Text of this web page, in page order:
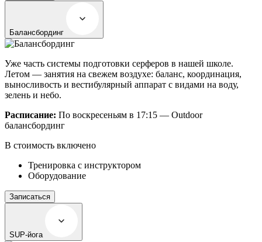
Балансбординг
Уже часть системы подготовки серферов в нашей школе.
Летом — занятия на свежем воздухе: баланс, координация,
выносливость и вестибулярный аппарат с видами на воду,
зелень и небо.
Расписание: По воскресеньям в 17:15 — Outdoor
балансбординг
В стоимость включено
Тренировка с инструктором
Оборудование
Записаться
SUP-йога